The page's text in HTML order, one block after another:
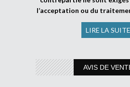
l’acceptation ou du
LIRE LA SUITE
AVIS DE